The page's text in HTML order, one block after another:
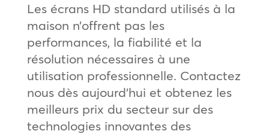
Les écrans HD standard utilisés à la
maison n’offrent pas les
performances, la fiabilité et la
résolution nécessaires à une
utilisation professionnelle. Contactez
nous dès aujourd’hui et obtenez les
meilleurs prix du secteur sur des
technologies innovantes des